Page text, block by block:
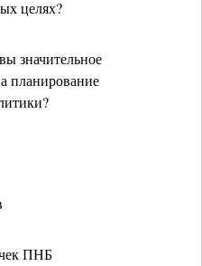
целях?
значительное
планирование
ПНБ